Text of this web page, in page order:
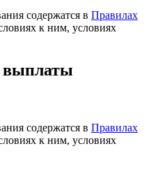
содержатся в Правилах
к ним, условиях
выплаты
содержатся в Правилах
к ним, условиях